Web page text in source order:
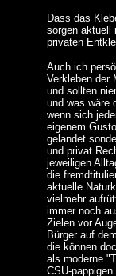
Dass das
sorgen aktuell
privaten
Auch ich
Verkleben der
und sollten
und was wäre
wenn sich
eigenem
gelandet
und privat
jeweiligen
die
aktuelle
vielmehr
immer noch
Zielen vor
Bürger auf
die können
als moderne
CSU-